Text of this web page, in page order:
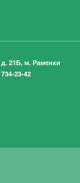
д. 21Б, м. Раменки
734-23-42